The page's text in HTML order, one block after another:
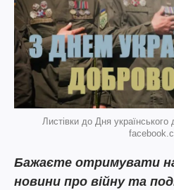
Листівки до Дня
Бажаєте отримувати
новини про війну та